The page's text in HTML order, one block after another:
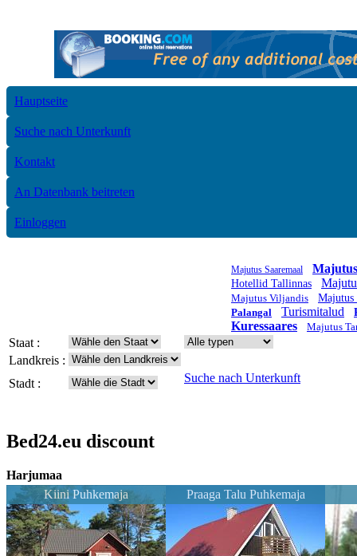
Hauptseite
Suche nach Unterkunft
Kontakt
An Datenbank beitreten
Einloggen
Majutus Saaremaal
Hotellid Tallinnas
Majutus Viljandis
Majutus
Palangal
Turismitalud
Kuressaares Majutus
Staat :
Landkreis :
Stadt :
Suche nach Unterkunft
Bed24.eu discount
Harjumaa
Kiini Puhkemaja
Praaga Talu Puhkemaja